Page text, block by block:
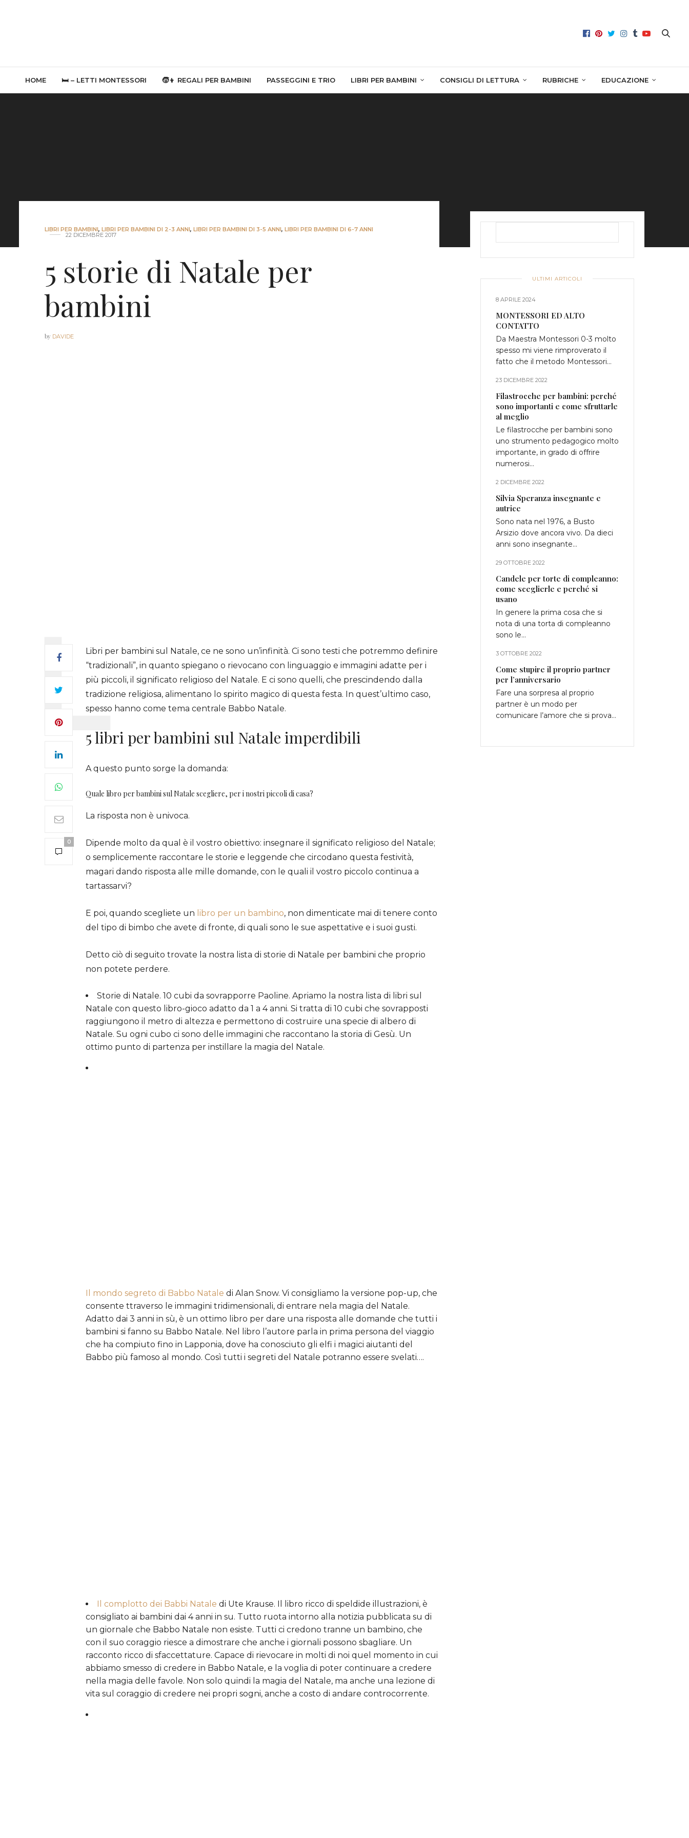
HOME 🛏 – LETTI MONTESSORI 🧒👦 REGALI PER BAMBINI PASSEGGINI E TRIO LIBRI PER BAMBINI CONSIGLI DI LETTURA RUBRICHE EDUCAZIONE
LIBRI PER BAMBINI, LIBRI PER BAMBINI DI 2-3 ANNI, LIBRI PER BAMBINI DI 3-5 ANNI, LIBRI PER BAMBINI DI 6-7 ANNI
22 DICEMBRE 2017
5 storie di Natale per
bambini
by DAVIDE
0
Libri per bambini sul Natale, ce ne sono un’infinità. Ci sono testi che potremmo definire
“tradizionali”, in quanto spiegano o rievocano con linguaggio e immagini adatte per i
più piccoli, il significato religioso del Natale. E ci sono quelli, che prescindendo dalla
tradizione religiosa, alimentano lo spirito magico di questa festa. In quest’ultimo caso,
spesso hanno come tema centrale Babbo Natale.
5 libri per bambini sul Natale imperdibili
A questo punto sorge la domanda:
Quale libro per bambini sul Natale scegliere, per i nostri piccoli di casa?
La risposta non è univoca.
Dipende molto da qual è il vostro obiettivo: insegnare il significato religioso del Natale;
o semplicemente raccontare le storie e leggende che circodano questa festività,
magari dando risposta alle mille domande, con le quali il vostro piccolo continua a
tartassarvi?
E poi, quando scegliete un libro per un bambino, non dimenticate mai di tenere conto
del tipo di bimbo che avete di fronte, di quali sono le sue aspettative e i suoi gusti.
Detto ciò di seguito trovate la nostra lista di storie di Natale per bambini che proprio
non potete perdere.
Storie di Natale. 10 cubi da sovrapporre Paoline. Apriamo la nostra lista di libri sul
Natale con questo libro-gioco adatto da 1 a 4 anni. Si tratta di 10 cubi che sovrapposti
raggiungono il metro di altezza e permettono di costruire una specie di albero di
Natale. Su ogni cubo ci sono delle immagini che raccontano la storia di Gesù. Un
ottimo punto di partenza per instillare la magia del Natale.
Il mondo segreto di Babbo Natale di Alan Snow. Vi consigliamo la versione pop-up, che
consente ttraverso le immagini tridimensionali, di entrare nela magia del Natale.
Adatto dai 3 anni in sù, è un ottimo libro per dare una risposta alle domande che tutti i
bambini si fanno su Babbo Natale. Nel libro l’autore parla in prima persona del viaggio
che ha compiuto fino in Lapponia, dove ha conosciuto gli elfi i magici aiutanti del
Babbo più famoso al mondo. Così tutti i segreti del Natale potranno essere svelati….
Il complotto dei Babbi Natale di Ute Krause. Il libro ricco di speldide illustrazioni, è
consigliato ai bambini dai 4 anni in su. Tutto ruota intorno alla notizia pubblicata su di
un giornale che Babbo Natale non esiste. Tutti ci credono tranne un bambino, che
con il suo coraggio riesce a dimostrare che anche i giornali possono sbagliare. Un
racconto ricco di sfaccettature. Capace di rievocare in molti di noi quel momento in cui
abbiamo smesso di credere in Babbo Natale, e la voglia di poter continuare a credere
nella magia delle favole. Non solo quindi la magia del Natale, ma anche una lezione di
vita sul coraggio di credere nei propri sogni, anche a costo di andare controcorrente.
ULTIMI ARTICOLI
8 APRILE 2024
MONTESSORI ED ALTO
CONTATTO
Da Maestra Montessori 0-3 molto
spesso mi viene rimproverato il
fatto che il metodo Montessori…
23 DICEMBRE 2022
Filastrocche per bambini: perché
sono importanti e come sfruttarle
al meglio
Le filastrocche per bambini sono
uno strumento pedagogico molto
importante, in grado di offrire
numerosi…
2 DICEMBRE 2022
Silvia Speranza insegnante e
autrice
Sono nata nel 1976, a Busto
Arsizio dove ancora vivo. Da dieci
anni sono insegnante…
29 OTTOBRE 2022
Candele per torte di compleanno:
come sceglierle e perché si
usano
In genere la prima cosa che si
nota di una torta di compleanno
sono le…
3 OTTOBRE 2022
Come stupire il proprio partner
per l’anniversario
Fare una sorpresa al proprio
partner è un modo per
comunicare l’amore che si prova…